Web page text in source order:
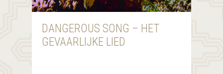
DANGEROUS SONG – HET
GEVAARLIJKE LIED